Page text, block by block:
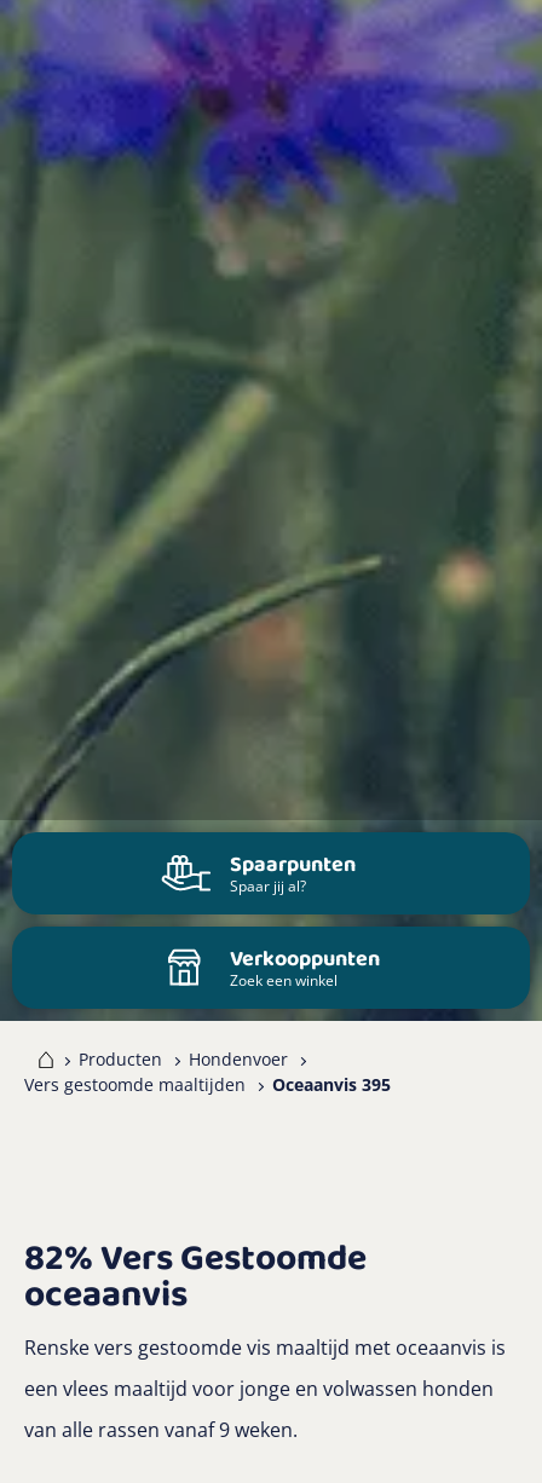
Spaarpunten
Spaar jij al?
Verkooppunten
Zoek een winkel
Producten
Hondenvoer
Vers gestoomde maaltijden
Oceaanvis 395
82% Vers Gestoomde
oceaanvis
Renske vers gestoomde vis maaltijd met oceaanvis is
een vlees maaltijd voor jonge en volwassen honden
van alle rassen vanaf 9 weken.